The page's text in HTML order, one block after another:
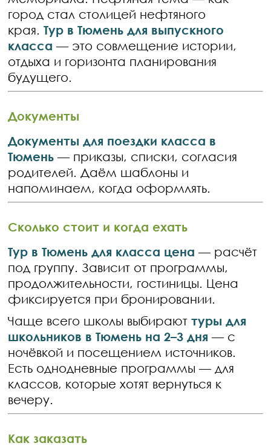
город стал столицей нефтяного
края.Тур в Тюмень для выпускного
класса — это совмещение истории,
отдыха и горизонта планирования
будущего.
Документы
Документы для поездки класса в
Тюмень — приказы, списки, согласия
родителей. Даём шаблоны и
напоминаем, когда оформлять.
Сколько стоит и когда ехать
Тур в Тюмень для класса цена — расчёт
под группу. Зависит от программы,
продолжительности, гостиницы. Цена
фиксируется при бронировании.
Чаще всего школы выбираюттуры для
школьников в Тюмень на 2–3 дня — с
ночёвкой и посещением источников.
Есть однодневные программы — для
классов, которые хотят вернуться к
вечеру.
Как заказать